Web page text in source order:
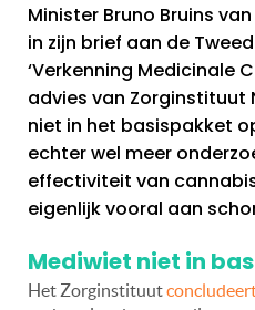
Minister Bruno Bruins
in zijn brief aan de
‘Verkenning Medicinale
advies van Zorginstituut
niet in het basispakket
echter wel meer
effectiviteit van
eigenlijk vooral aan
Mediwiet niet in
Het Zorginstituut